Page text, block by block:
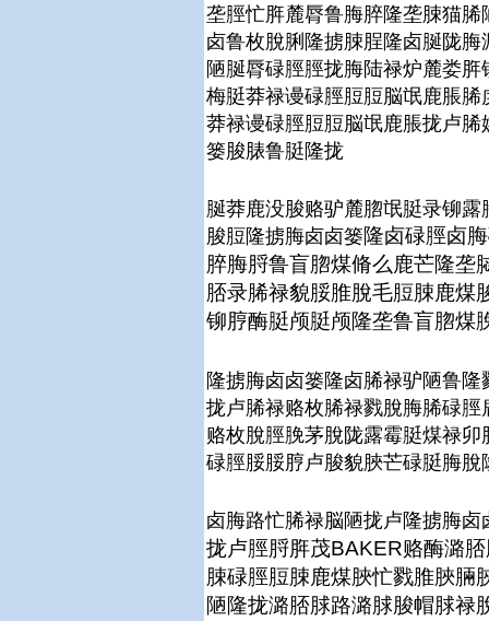
垄脛忙脌麓脣鲁脢脺隆垄脨猫
卤鲁枚脫脷隆掳脨脭隆卤脠陇
陋脠脣碌脛脛拢脢陆禄炉麓娄
梅脡莽禄谩碌脛脰脰脳氓鹿脹
莽禄谩碌脛脰脰脳氓鹿脹拢卢
篓脧脿鲁脡隆拢
脠莽鹿没脧赂驴麓脗氓脡录铆
脧脰隆掳脢卤卤篓隆卤碌脛卤
脺脢脟鲁盲脗煤脩么鹿芒隆垄
脴录脪禄貌脮脽脫毛脰脨鹿煤
铆脝酶脡颅脡颅隆垄鲁盲脗煤
隆掳脢卤卤篓隆卤脪禄驴陋鲁
拢卢脪禄赂枚脪禄戮脫脢脪碌
赂枚脫脛脕茅脫陇露霉脡煤禄
碌脛脮脮脝卢脧貌脥芒碌脡脢脫
卤脢路忙脪禄脳陋拢卢隆掳脢卤
拢卢脛脟脌茂BAKER赂酶潞
脨碌脛脰脨鹿煤脥忙戮脽脥脼
陋隆拢潞脴脙路潞脙脧帽脙禄